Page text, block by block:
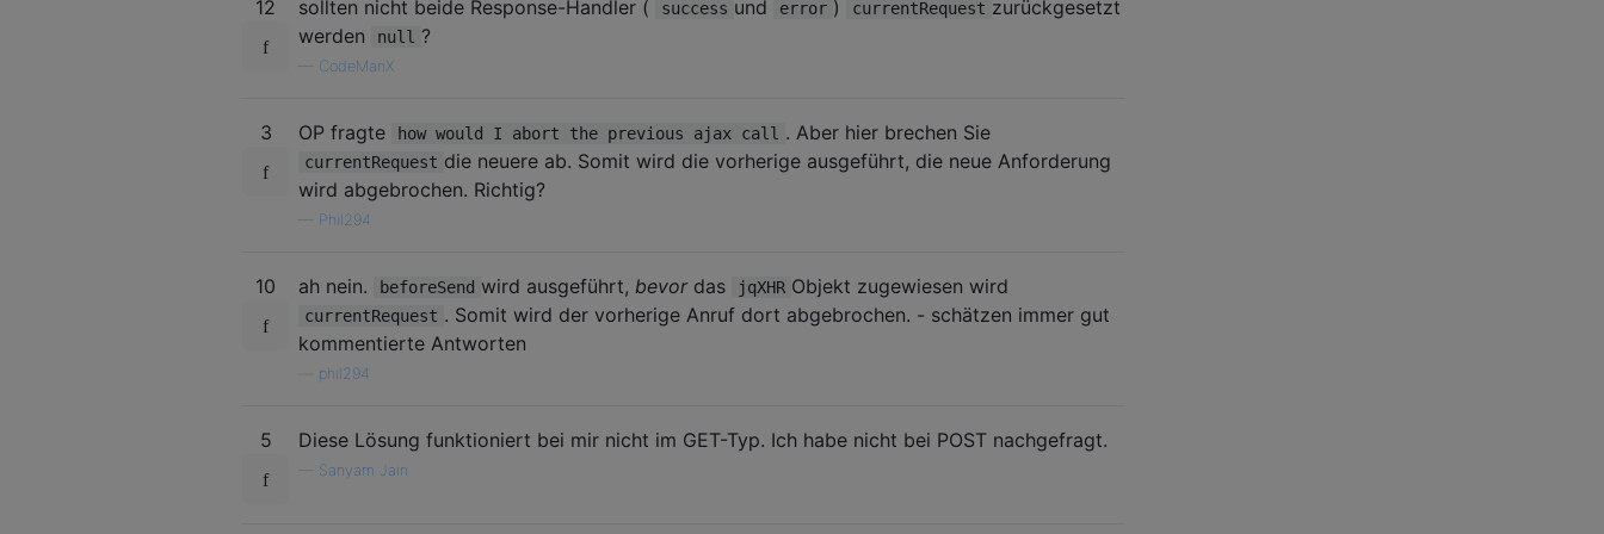
12 sollten nicht beide Response-Handler ( success und error ) currentRequest zurückgesetzt
werden
null ?
CodeManX
3 OP fragte how would I abort the previous ajax call . Aber hier brechen Sie
currentRequest die neuere ab. Somit wird die vorherige ausgeführt, die neue Anforderung
wird abgebrochen. Richtig?
Phil294
10 ah nein. beforeSend wird ausgeführt, bevor das jqXHR Objekt zugewiesen wird
currentRequest . Somit wird der vorherige Anruf dort abgebrochen. - schätzen immer gut
kommentierte Antworten
phil294
5 Diese Lösung funktioniert bei mir nicht im GET-Typ. Ich habe nicht bei POST nachgefragt.
Sanyam Jain